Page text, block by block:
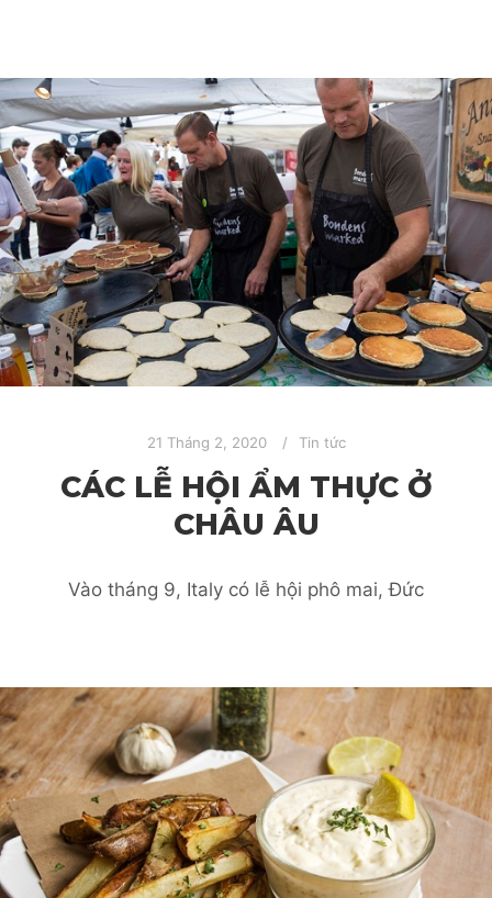
21 Tháng 2, 2020 Tin tức
CÁC LỄ HỘI ẨM THỰC Ở
CHÂU ÂU
Vào tháng 9, Italy có lễ hội phô mai, Đức